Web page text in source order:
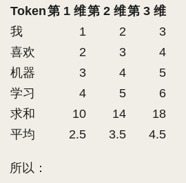
Token第 1 维第 2 维第 3 维
我
1 2
3
喜欢
2 3
4
机器
3 4
5
学习
4 5
6
求和
10 14
18
平均
2.5 3.5 4.5
所以：